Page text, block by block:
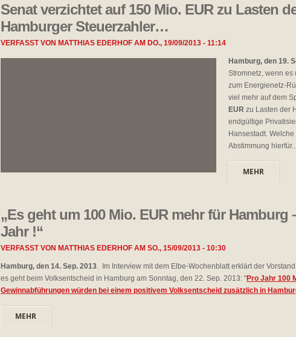
Senat verzichtet auf 150 Mio. EUR zu Lasten
Hamburger Steuerzahler…
VERFASST VON MATTHIAS EDERHOF AM DO., 19/09/2013 - 11:14
Hamburg, den 19.
Stromnetz, wenn es
zum Energienetz-
viel mehr auf dem
EUR zu Lasten der
endgültige
Hansestadt.
Abstimmung
MEHR
„Es geht um 100 Mio. EUR mehr für Hamburg
Jahr !“
VERFASST VON MATTHIAS EDERHOF AM SO., 15/09/2013 - 10:30
Hamburg, den 14. Sep. 2013. Im Interview mit dem Elbe-Wochenblatt erklärt der
es geht beim Volksentscheid in Hamburg am Sonntag, den 22. Sep. 2013: "Pro Jahr 100
Gewinnabführungen würden bei einem positivem Volksentscheid zusätzlich in
MEHR